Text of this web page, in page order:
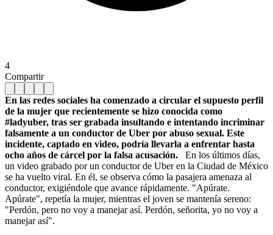
4
Compartir
En las redes sociales ha comenzado a circular el supuesto perfil
de la mujer que recientemente se hizo conocida como
#ladyuber, tras ser grabada insultando e intentando incriminar
falsamente a un conductor de Uber por abuso sexual. Este
incidente, captado en video, podría llevarla a enfrentar hasta
ocho años de cárcel por la falsa acusación. En los últimos días,
un video grabado por un conductor de Uber en la Ciudad de México
se ha vuelto viral. En él, se observa cómo la pasajera amenaza al
conductor, exigiéndole que avance rápidamente. "Apúrate.
Apúrate", repetía la mujer, mientras el joven se mantenía sereno:
"Perdón, pero no voy a manejar así. Perdón, señorita, yo no voy a
manejar así".